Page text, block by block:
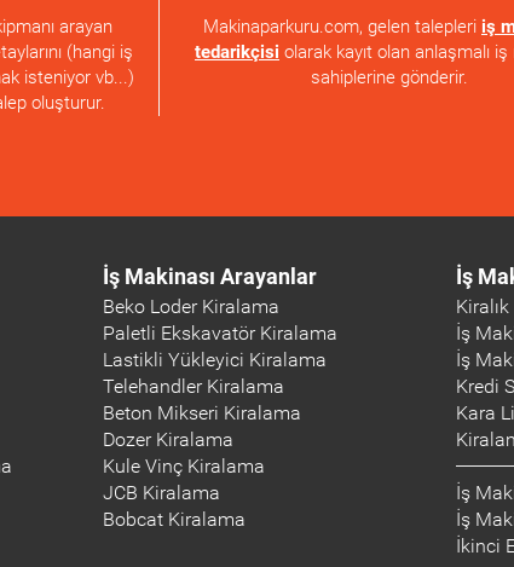
arayan
(hangi iş
isteniyor vb...)
oluşturur.
Makinaparkuru.com, gelen talepleri iş
tedarikçisi olarak kayıt olan anlaşmalı iş
sahiplerine gönderir.
İş Makinası Arayanlar
Beko Loder Kiralama
Paletli Ekskavatör Kiralama
Lastikli Yükleyici Kiralama
Telehandler Kiralama
Beton Mikseri Kiralama
Dozer Kiralama
Kule Vinç Kiralama
JCB Kiralama
Bobcat Kiralama
İş
İş
İş
Kredi
Kara
İş
İş
İkinci